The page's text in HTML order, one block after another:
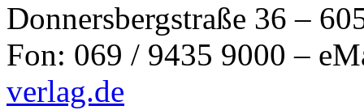
Donnersbergstraße 36 –
Fon: 069 / 9435 9000 –
verlag.de